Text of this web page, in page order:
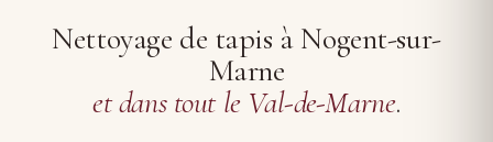
Nettoyage de tapis à Nogent-sur-
Marne
et dans tout le Val-de-Marne.